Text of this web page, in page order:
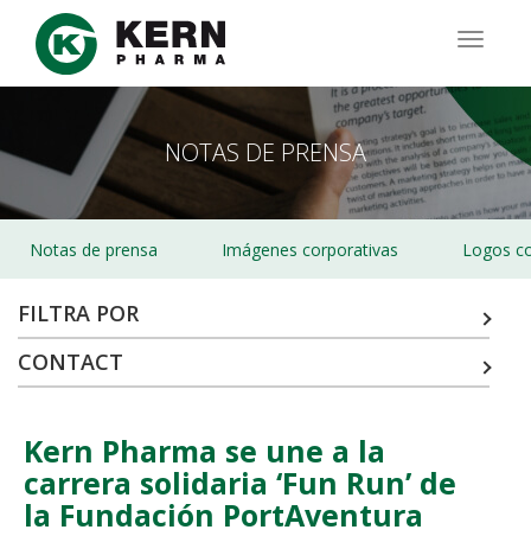
Pasar
contenido
NOTAS DE PRENSA
Notas de prensa Imágenes corporativas Logos
FILTRA POR
CONTACT
Kern Pharma se une a la
carrera solidaria ‘Fun Run’ de
la Fundación PortAventura